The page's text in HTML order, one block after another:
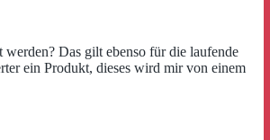
Das gilt ebenso für die laufende
ein Produkt, dieses wird mir von einem